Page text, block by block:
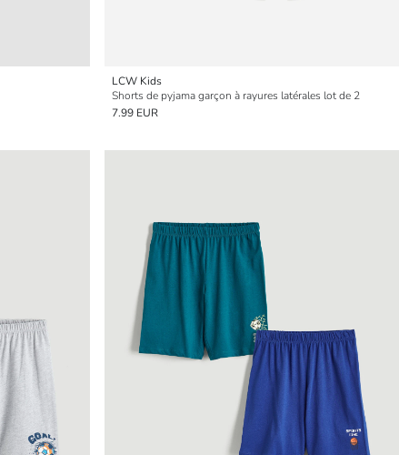
LCW Kids
Shorts de pyjama garçon à rayures latérales lot de 2
7.99 EUR